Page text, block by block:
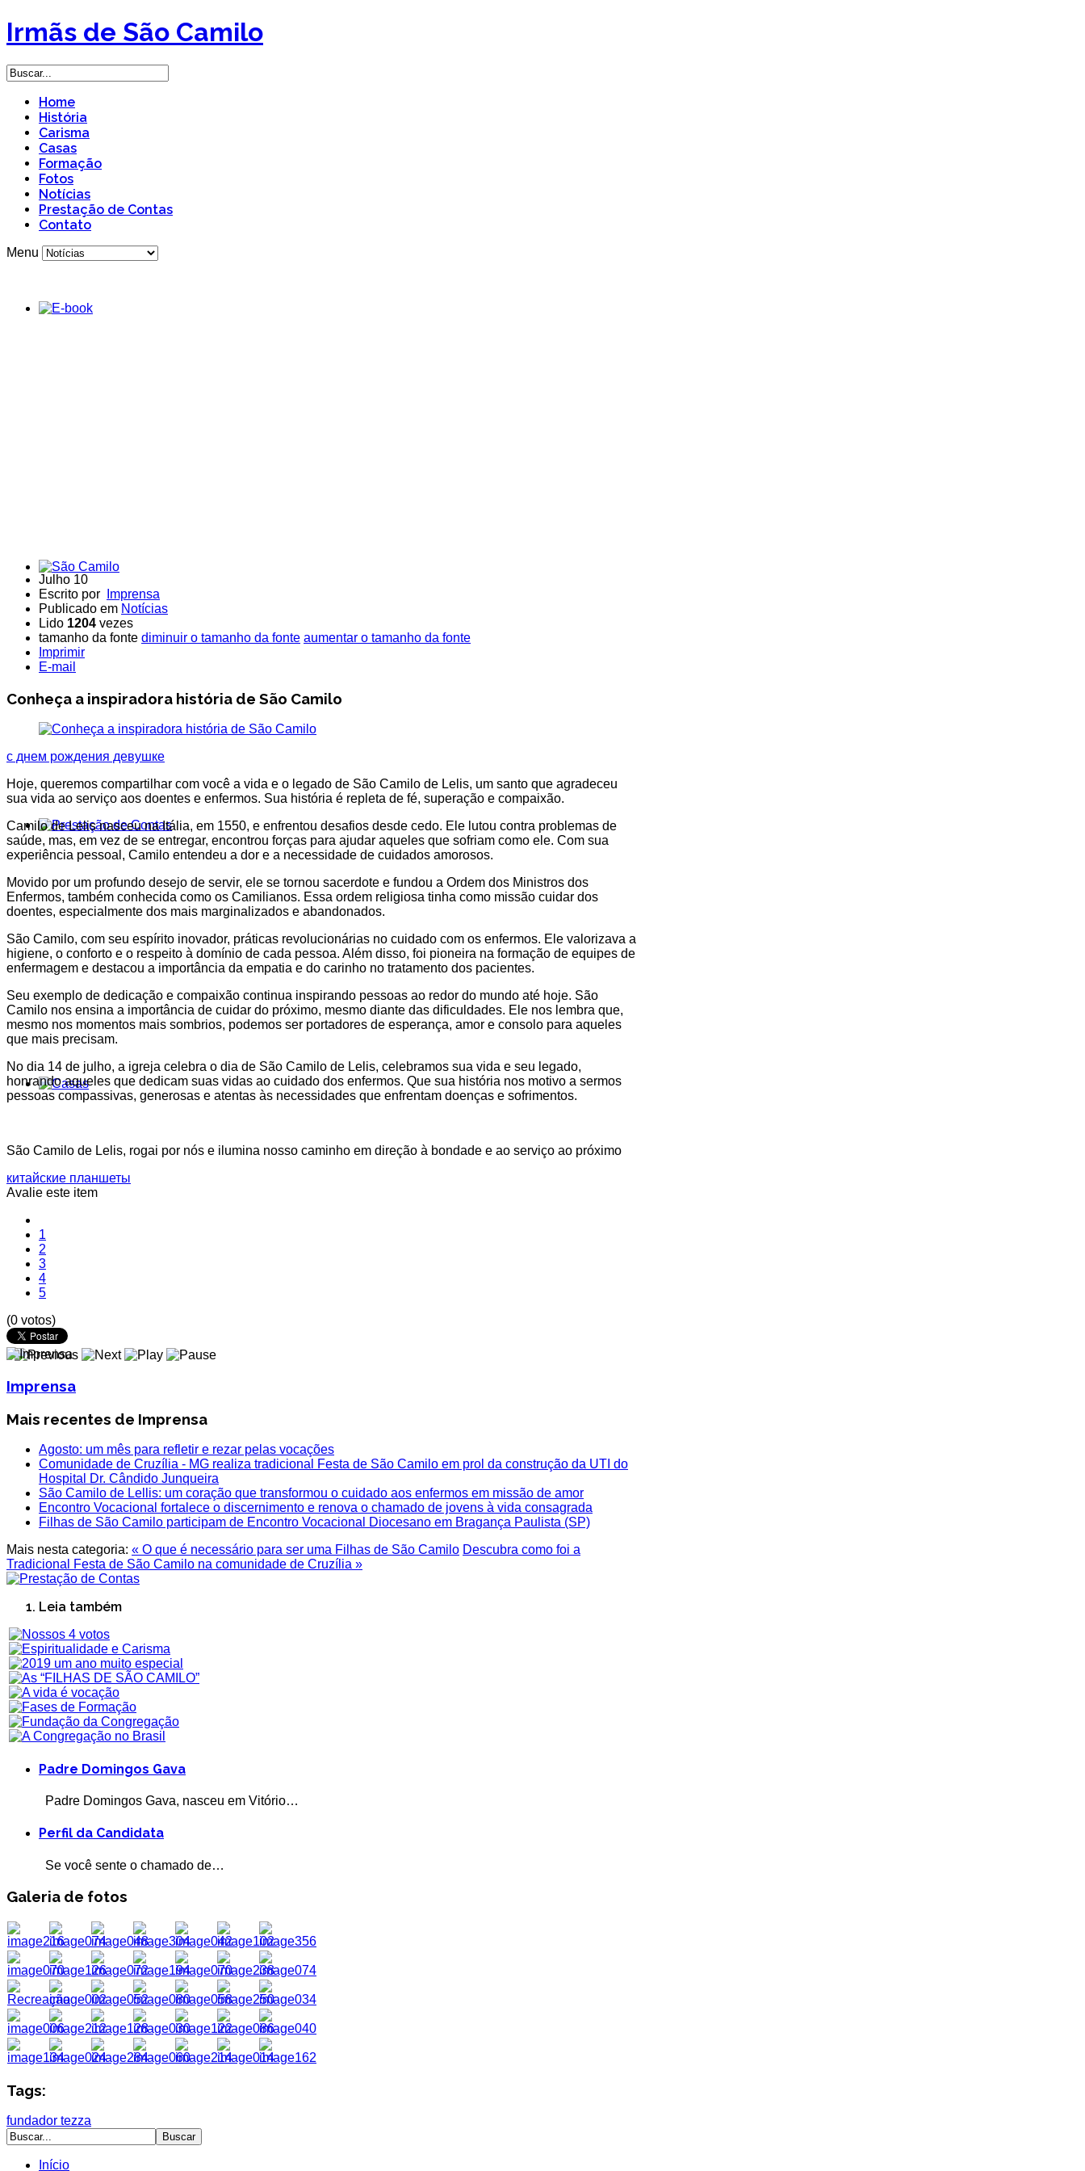
Irmãs de São Camilo
Home
História
Carisma
Casas
Formação
Fotos
Notícias
Prestação de Contas
Contato
Menu
Julho 10
Escrito por
Imprensa
Publicado em Notícias
Lido 1204 vezes
tamanho da fonte diminuir o tamanho da fonte aumentar o tamanho da fonte
Imprimir
E-mail
Conheça a inspiradora história de São Camilo
с днем рождения девушке
Hoje, queremos compartilhar com você a vida e o legado de São Camilo de Lelis, um santo que agradeceu
sua vida ao serviço aos doentes e enfermos. Sua história é repleta de fé, superação e compaixão.
Camilo de Lelis nasceu na Itália, em 1550, e enfrentou desafios desde cedo. Ele lutou contra problemas de
saúde, mas, em vez de se entregar, encontrou forças para ajudar aqueles que sofriam como ele. Com sua
experiência pessoal, Camilo entendeu a dor e a necessidade de cuidados amorosos.
Movido por um profundo desejo de servir, ele se tornou sacerdote e fundou a Ordem dos Ministros dos
Enfermos, também conhecida como os Camilianos. Essa ordem religiosa tinha como missão cuidar dos
doentes, especialmente dos mais marginalizados e abandonados.
São Camilo, com seu espírito inovador, práticas revolucionárias no cuidado com os enfermos. Ele valorizava a
higiene, o conforto e o respeito à domínio de cada pessoa. Além disso, foi pioneira na formação de equipes de
enfermagem e destacou a importância da empatia e do carinho no tratamento dos pacientes.
Seu exemplo de dedicação e compaixão continua inspirando pessoas ao redor do mundo até hoje. São
Camilo nos ensina a importância de cuidar do próximo, mesmo diante das dificuldades. Ele nos lembra que,
mesmo nos momentos mais sombrios, podemos ser portadores de esperança, amor e consolo para aqueles
que mais precisam.
No dia 14 de julho, a igreja celebra o dia de São Camilo de Lelis, celebramos sua vida e seu legado,
honrando aqueles que dedicam suas vidas ao cuidado dos enfermos. Que sua história nos motivo a sermos
pessoas compassivas, generosas e atentas às necessidades que enfrentam doenças e sofrimentos.
São Camilo de Lelis, rogai por nós e ilumina nosso caminho em direção à bondade e ao serviço ao próximo
китайские планшеты
Avalie este item
1
2
3
4
5
(0 votos)
Imprensa
Mais recentes de Imprensa
Agosto: um mês para refletir e rezar pelas vocações
Comunidade de Cruzília - MG realiza tradicional Festa de São Camilo em prol da construção da UTI do
Hospital Dr. Cândido Junqueira
São Camilo de Lellis: um coração que transformou o cuidado aos enfermos em missão de amor
Encontro Vocacional fortalece o discernimento e renova o chamado de jovens à vida consagrada
Filhas de São Camilo participam de Encontro Vocacional Diocesano em Bragança Paulista (SP)
Mais nesta categoria: « O que é necessário para ser uma Filhas de São Camilo Descubra como foi a
Tradicional Festa de São Camilo na comunidade de Cruzília »
Leia também
Padre Domingos Gava
Padre Domingos Gava, nasceu em Vitório…
Perfil da Candidata
Se você sente o chamado de…
Galeria de fotos
Tags:
fundador tezza
Início